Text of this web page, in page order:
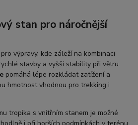
stan pro náročnější
výpravy, kde záleží na kombinaci
stavby a vyšší stability při větru.
pomáhá lépe rozkládat zatížení a
hmotnost vhodnou pro trekking i
tropika s vnitřním stanem je možné